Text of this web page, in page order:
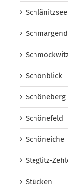
Schlänitzsee
Schmöckwitz
Schönblick
Schöneberg
Schönefeld
Schöneiche
Steglitz-
Stücken